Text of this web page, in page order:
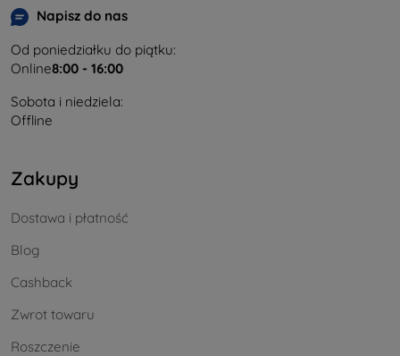
Napisz do nas
Od poniedziałku do piątku:
Online8:00 - 16:00
Sobota i niedziela:
Offline
Zakupy
Dostawa i płatność
Blog
Cashback
Zwrot towaru
Roszczenie